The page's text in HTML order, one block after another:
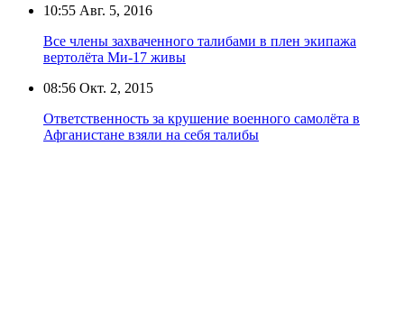
10:55 Авг. 5, 2016
Все члены захваченного талибами в плен экипажа
вертолёта Ми-17 живы
08:56 Окт. 2, 2015
Ответственность за крушение военного самолёта в
Афганистане взяли на себя талибы